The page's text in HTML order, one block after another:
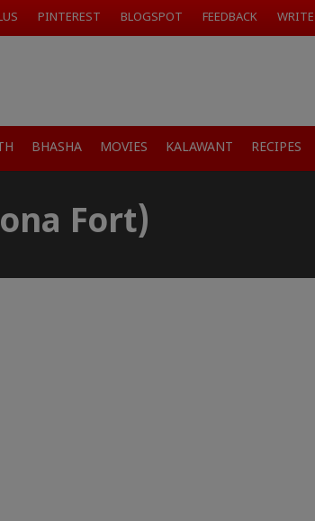
PINTEREST BLOGSPOT FEEDBACK WRITE
BHASHA MOVIES KALAWANT RECIPES
Fort)